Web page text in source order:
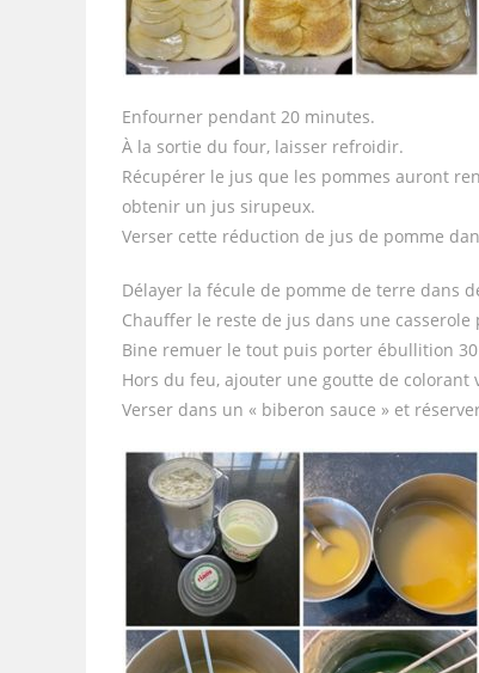
Enfourner pendant 20 minutes.
À la sortie du four, laisser refroidir.
Récupérer le jus que les pommes auront
obtenir un jus sirupeux.
Verser cette réduction de jus de pomme
Délayer la fécule de pomme de terre dans
Chauffer le reste de jus dans une
Bine remuer le tout puis porter ébullition 30
Hors du feu, ajouter une goutte de colorant
Verser dans un « biberon sauce » et